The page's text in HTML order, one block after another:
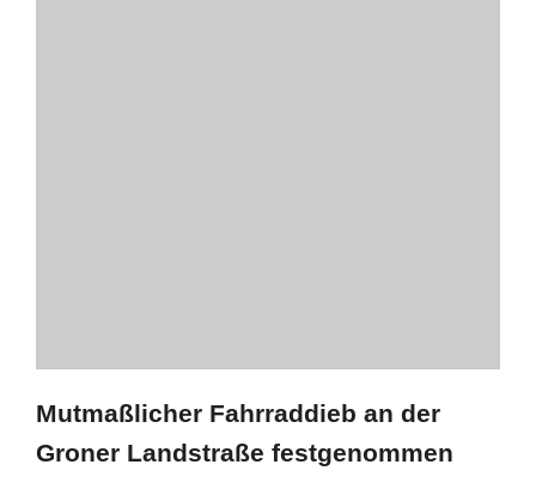
Mutmaßlicher Fahrraddieb an der
Groner Landstraße festgenommen